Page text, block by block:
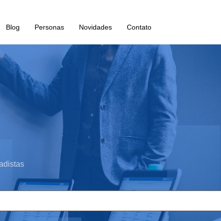
Blog Personas Novidades Contato